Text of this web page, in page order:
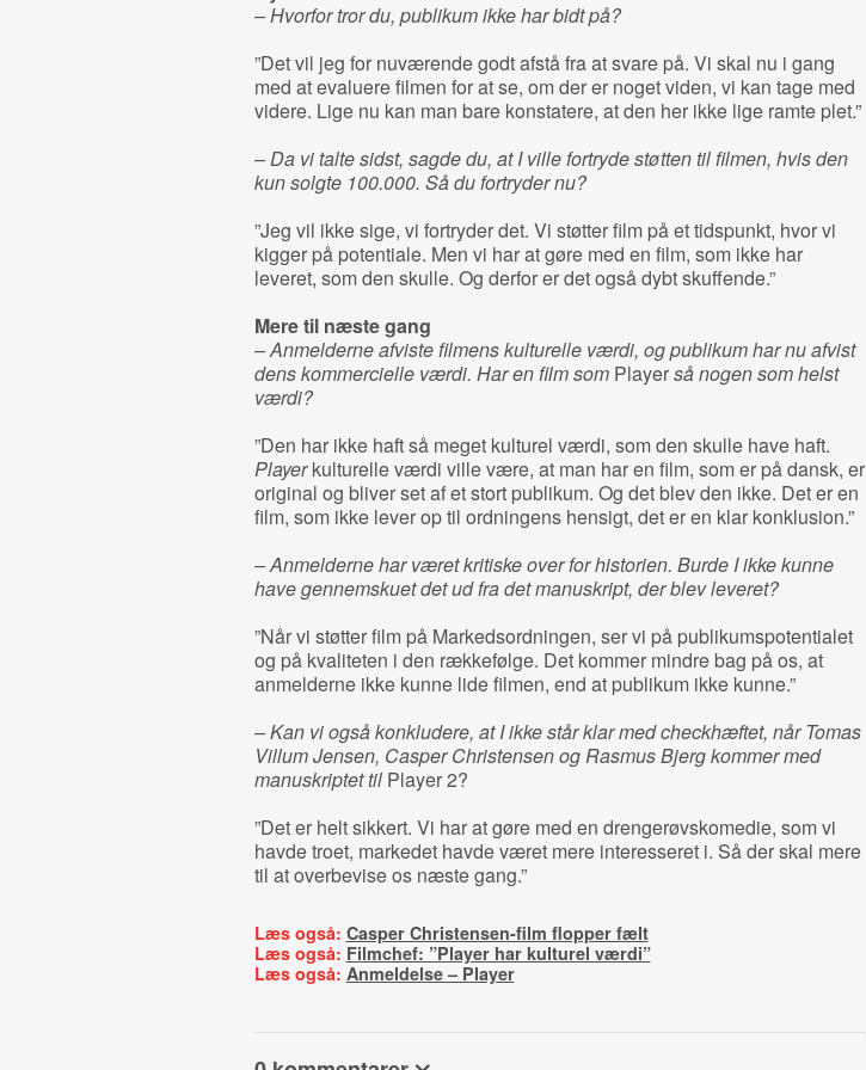
– Hvorfor tror du, publikum ikke har bidt på?
”Det vil jeg for nuværende godt afstå fra at svare på. Vi skal nu i gang
med at evaluere filmen for at se, om der er noget viden, vi kan tage med
videre. Lige nu kan man bare konstatere, at den her ikke lige ramte plet.”
– Da vi talte sidst, sagde du, at I ville fortryde støtten til filmen, hvis den
kun solgte 100.000. Så du fortryder nu?
”Jeg vil ikke sige, vi fortryder det. Vi støtter film på et tidspunkt, hvor vi
kigger på potentiale. Men vi har at gøre med en film, som ikke har
leveret, som den skulle. Og derfor er det også dybt skuffende.”
Mere til næste gang
– Anmelderne afviste filmens kulturelle værdi, og publikum har nu afvist
dens kommercielle værdi. Har en film som Playersånogen som helst
værdi?
”Den har ikke haft så meget kulturel værdi, som den skulle have haft.
Playerkulturelle værdi ville være, at man har en film, som er på dansk, er
original og bliver set af et stort publikum. Og det blev den ikke. Det er en
film, som ikke lever op til ordningens hensigt, det er en klar konklusion.”
– Anmelderne har været kritiske over for historien. Burde I ikke kunne
have gennemskuet det ud fra det manuskript, der blev leveret?
”Når vi støtter film på Markedsordningen, ser vi på publikumspotentialet
og på kvaliteten i den rækkefølge. Det kommer mindre bag på os, at
anmelderne ikke kunne lide filmen, end at publikum ikke kunne.”
– Kan vi også konkludere, at I ikke står klar med checkhæftet, når Tomas
Villum Jensen, Casper Christensen og Rasmus Bjerg kommer med
manuskriptet til Player 2?
”Det er helt sikkert. Vi har at gøre med en drengerøvskomedie, som vi
havde troet, markedet havde været mere interesseret i. Så der skal mere
til at overbevise os næste gang.”
Læs også: Casper Christensen-film flopper fælt
Læs også: Filmchef: ”Player har kulturel værdi”
Læs også: Anmeldelse – Player